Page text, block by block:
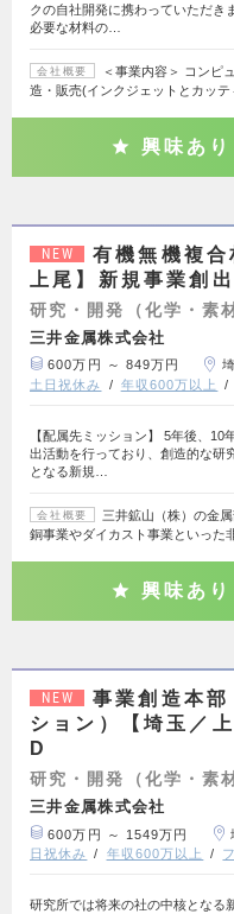
クの自社開発に携わっていただき
必要な材料の…
会社概要
＜事業内容＞ コンピ
造・販売(インクジェットとカッ
興味あり
NEW
有機無機複
上尾】新規事業創
研究・開発（化学・素
三井金属株式会社
600万円 ～ 849万円
土日祝休み
年収600万以上
【配属先ミッション】 5年後、10
出活動を行っており、創造的な研
となる新規…
会社概要
三井鉱山（株）の金
銅事業やダイカスト事業といった
興味あり
NEW
事業創造本
ション）【埼玉／
D
研究・開発（化学・素
三井金属株式会社
600万円 ～ 1549万円
日祝休み
年収600万以上
研究所では将来の社の中核となる